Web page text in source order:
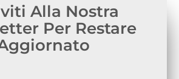
Alla Nostra
Per Restare